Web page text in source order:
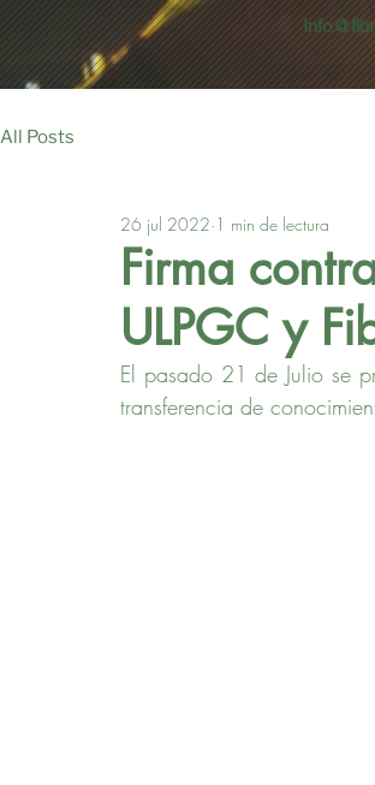
All Posts
Firma
ULPGC y
26 jul 2022 1 min de lectura
El pasado 21 de Julio se
transferencia de